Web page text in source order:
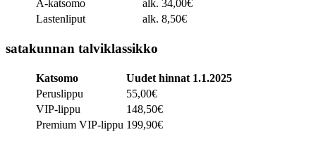
A-katsomo
alk. 34,00€
Lastenliput
alk. 8,50€
satakunnan talviklassikko
Katsomo
Uudet hinnat 1.1.2025
Peruslippu
55,00€
VIP-lippu
148,50€
Premium VIP-lippu 199,90€